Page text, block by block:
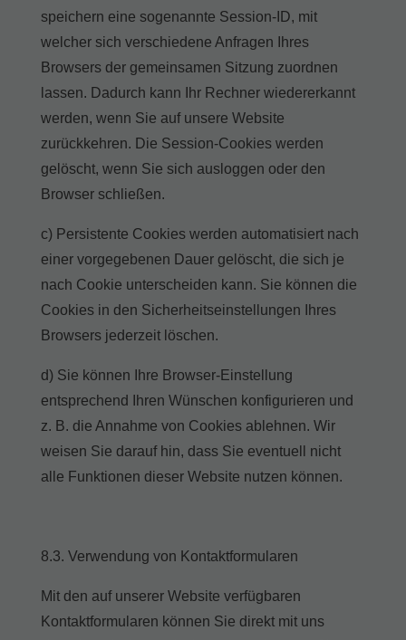
speichern eine sogenannte Session-ID, mit
welcher sich verschiedene Anfragen Ihres
Browsers der gemeinsamen Sitzung zuordnen
lassen. Dadurch kann Ihr Rechner wiedererkannt
werden, wenn Sie auf unsere Website
zurückkehren. Die Session-Cookies werden
gelöscht, wenn Sie sich ausloggen oder den
Browser schließen.
c) Persistente Cookies werden automatisiert nach
einer vorgegebenen Dauer gelöscht, die sich je
nach Cookie unterscheiden kann. Sie können die
Cookies in den Sicherheitseinstellungen Ihres
Browsers jederzeit löschen.
d) Sie können Ihre Browser-Einstellung
entsprechend Ihren Wünschen konfigurieren und
z. B. die Annahme von Cookies ablehnen. Wir
weisen Sie darauf hin, dass Sie eventuell nicht
alle Funktionen dieser Website nutzen können.
8.3. Verwendung von Kontaktformularen
Mit den auf unserer Website verfügbaren
Kontaktformularen können Sie direkt mit uns